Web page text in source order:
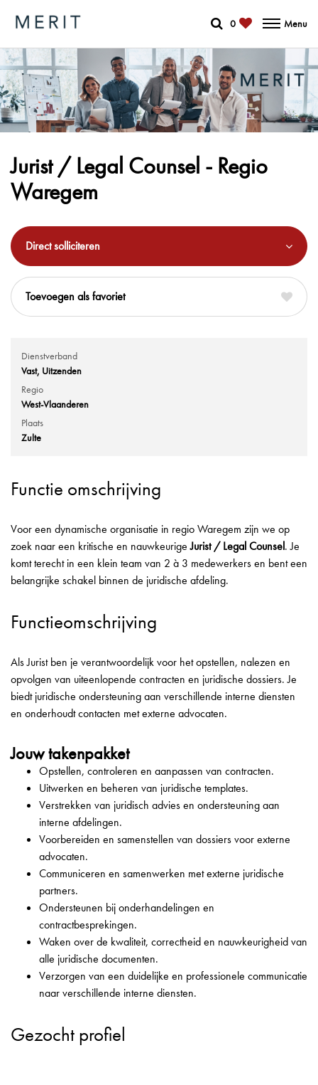
0 Menu
Jurist / Legal Counsel - Regio
Waregem
Direct solliciteren
favoriet
Dienstverband
Vast Uitzenden
Regio
West-Vlaanderen
Plaats
Zulte
Functie omschrijving
Voor een dynamische organisatie in regio Waregem zijn we op
zoek naar een kritische en nauwkeurigeJurist / Legal Counsel. Je
komt terecht in een klein team van 2 à 3 medewerkers en bent een
belangrijke schakel binnen de juridische afdeling.
Functieomschrijving
Als Jurist ben je verantwoordelijk voor het opstellen, nalezen en
opvolgen van uiteenlopende contracten en juridische dossiers. Je
biedt juridische ondersteuning aan verschillende interne diensten
en onderhoudt contacten met externe advocaten.
Jouw takenpakket
Opstellen, controleren en aanpassen van contracten.
Uitwerken en beheren van juridische templates.
Verstrekken van juridisch advies en ondersteuning aan
interne afdelingen.
Voorbereiden en samenstellen van dossiers voor externe
advocaten.
Communiceren en samenwerken met externe juridische
partners.
Ondersteunen bij onderhandelingen en
contractbesprekingen.
Waken over de kwaliteit, correctheid en nauwkeurigheid van
alle juridische documenten.
Verzorgen van een duidelijke en professionele communicatie
naar verschillende interne diensten.
Gezocht profiel